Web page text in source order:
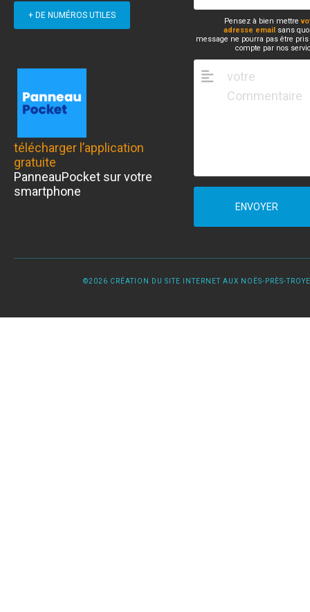
+ DE NUMÉROS UTILES
télécharger l’application
gratuite
PanneauPocket sur votre
smartphone
Pensez à bien mettre
adresse email sans
message ne pourra pas être
compte par nos
ENVOYER
©2026 CRÉATION DU SITE INTERNET AUX NOËS-PRÈS-